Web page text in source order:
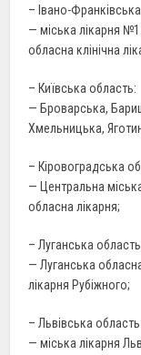
– Івано-
— міська лікарня
обласна клінічна
– Київська область:
— Броварська,
Хмельницька,
– Кіровоградська
— Центральна
обласна лікарня;
– Луганська
— Луганська
лікарня Рубіжного;
– Львівська область:
— міська лікарня